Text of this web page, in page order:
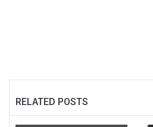
RELATED POSTS